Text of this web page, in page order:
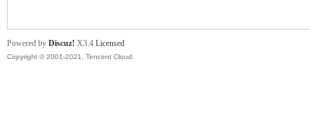
Powered by Discuz! X3.4 Licensed
Copyright © 2001-2021, Tencent Cloud.